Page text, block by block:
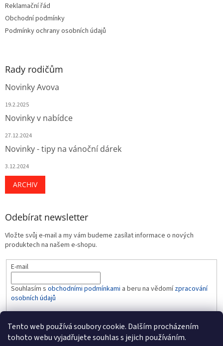
Tento web používá soubory cookie. Dalším procházením
tohoto webu vyjadřujete souhlas s jejich používáním.
Reklamační řád
Obchodní podmínky
Podmínky ochrany osobních údajů
Rady rodičům
Novinky Avova
19.2.2025
Novinky v nabídce
27.12.2024
Novinky - tipy na vánoční dárek
3.12.2024
ARCHIV
Odebírat newsletter
Vložte svůj e-mail a my vám budeme zasílat informace o nových
produktech na našem e-shopu.
E-mail
Souhlasím s obchodními podmínkami a beru na vědomízpracování
osobních údajů
PŘIHLÁSIT SE